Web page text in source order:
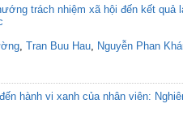
trách nhiệm xã hội đến kết
, Tran Buu Hau, Nguyễn Phan
hành vi xanh của nhân viên: